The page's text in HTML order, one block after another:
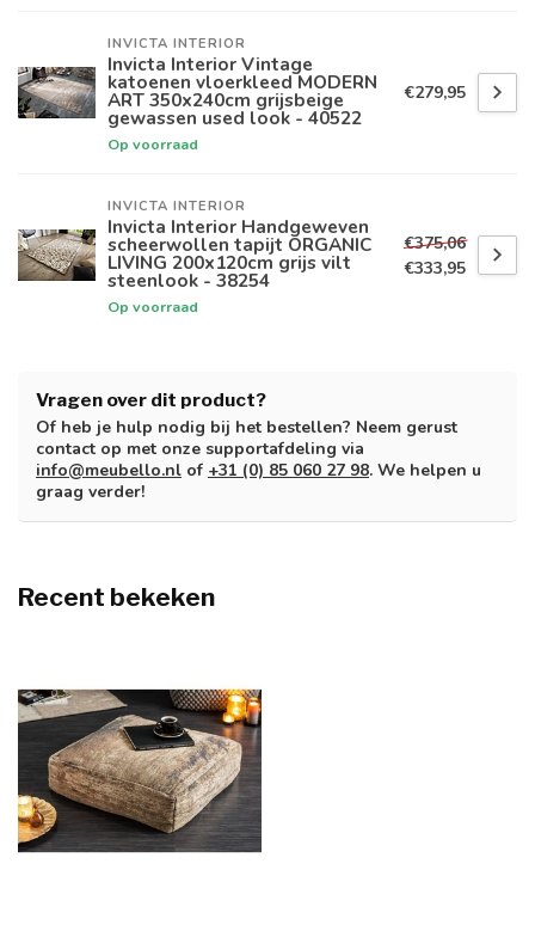
INVICTA INTERIOR
Invicta Interior Vintage
katoenen vloerkleed MODERN
ART 350x240cm grijsbeige
gewassen used look - 40522
Op voorraad
€279,95
INVICTA INTERIOR
Invicta Interior Handgeweven
scheerwollen tapijt ORGANIC
LIVING 200x120cm grijs vilt
steenlook - 38254
Op voorraad
€375,06
€333,95
Vragen over dit product?
Of heb je hulp nodig bij het bestellen? Neem gerust
contact op met onze supportafdeling via
info@meubello.nl of +31 (0) 85 060 27 98. We helpen u
graag verder!
Recent bekeken